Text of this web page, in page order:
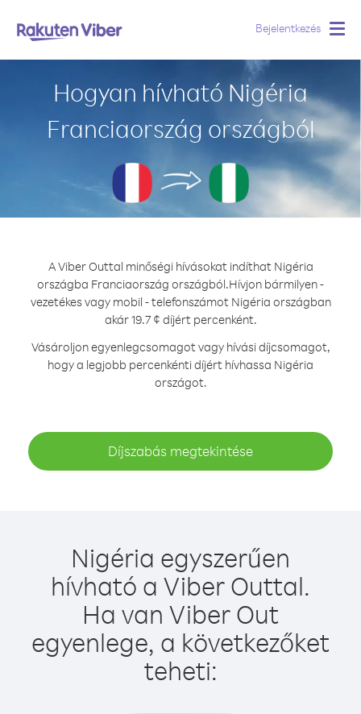
Bejelentkezés
Hogyan hívható Nigéria
Franciaország országból
A Viber Outtal minőségi hívásokat indíthat Nigéria
országba Franciaország országból.Hívjon bármilyen -
vezetékes vagy mobil - telefonszámot Nigéria országban
akár 19.7 ¢ díjért percenként.
Vásároljon egyenlegcsomagot vagy hívási díjcsomagot,
hogy a legjobb percenkénti díjért hívhassa Nigéria
országot.
Díjszabás megtekintése
Nigéria egyszerűen
hívható a Viber Outtal.
Ha van Viber Out
egyenlege, a következőket
teheti: